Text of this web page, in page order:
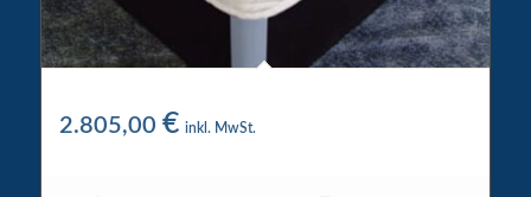
2.805,00 € inkl. MwSt.